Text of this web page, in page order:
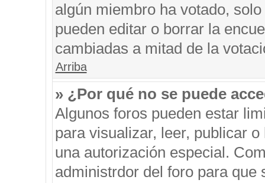
algún miembro ha votado,
pueden editar o borrar la
cambiadas a mitad de la
Arriba
» ¿Por qué no se puede
Algunos foros pueden estar
para visualizar, leer, publicar
una autorización especial.
administrdor del foro para que